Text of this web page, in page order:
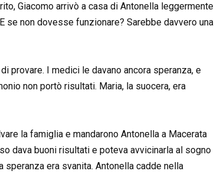
Giacomo arrivò a casa di Antonella leggermente
se non dovesse funzionare? Sarebbe davvero una
provare. I medici le davano ancora speranza, e
non portò risultati. Maria, la suocera, era
la famiglia e mandarono Antonella a Macerata
dava buoni risultati e poteva avvicinarla al sogno
speranza era svanita. Antonella cadde nella